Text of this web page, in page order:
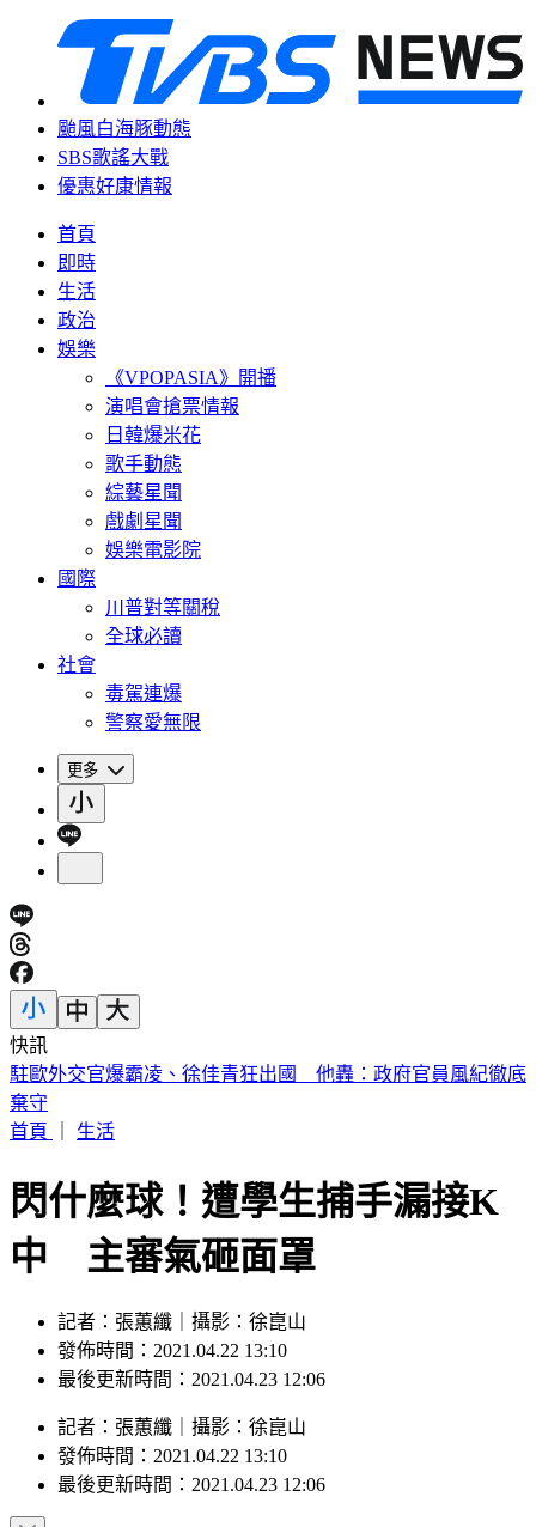
颱風白海豚動態
SBS歌謠大戰
優惠好康情報
首頁
即時
生活
政治
娛樂
《VPOPASIA》開播
演唱會搶票情報
日韓爆米花
歌手動態
綜藝星聞
戲劇星聞
娛樂電影院
國際
川普對等關稅
全球必讀
社會
毒駕連爆
警察愛無限
更多
快訊
輕度颱風「琵鷺」生成！洋面三颱共舞 最新路徑曝
首頁
閃什麼球！遭學生捕手漏接K
中 主審氣砸面罩
發佈時間：2021.04.22 13:10
最後更新時間：2021.04.23 12:06
發佈時間：2021.04.22 13:10
最後更新時間： 2021.04.23 12:06